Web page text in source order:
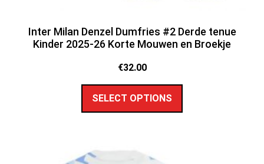
Inter Milan Denzel Dumfries #2 Derde tenue
Kinder 2025-26 Korte Mouwen en Broekje
€32.00
SELECT OPTIONS